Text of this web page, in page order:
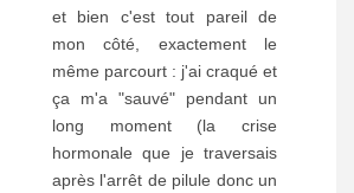
et bien c'est tout pareil de
mon côté, exactement le
même parcourt : j'ai craqué et
ça m'a "sauvé" pendant un
long moment (la crise
hormonale que je traversais
après l'arrêt de pilule donc un